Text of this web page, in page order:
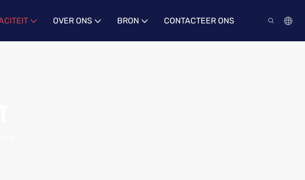
OVER ONS BRON CONTACTEER ONS